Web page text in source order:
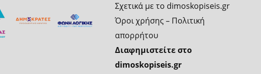
Σχετικά με το dimoskopiseis.gr
Όροι χρήσης – Πολιτική
απορρήτου
Διαφημιστείτε στο
dimoskopiseis.gr